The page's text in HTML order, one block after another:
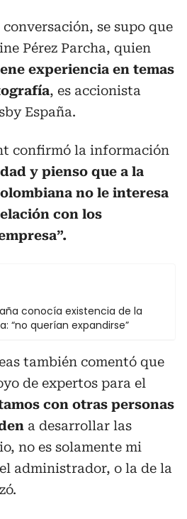
se supo que
Pérez Parcha, quien
experiencia en temas
, es accionista
España.
confirmó la información
y pienso que a la
no le interesa
con los
conocía existencia de la
“no querían expandirse”
también comentó que
de expertos para el
con otras personas
a desarrollar las
no es solamente mi
administrador, o la de la